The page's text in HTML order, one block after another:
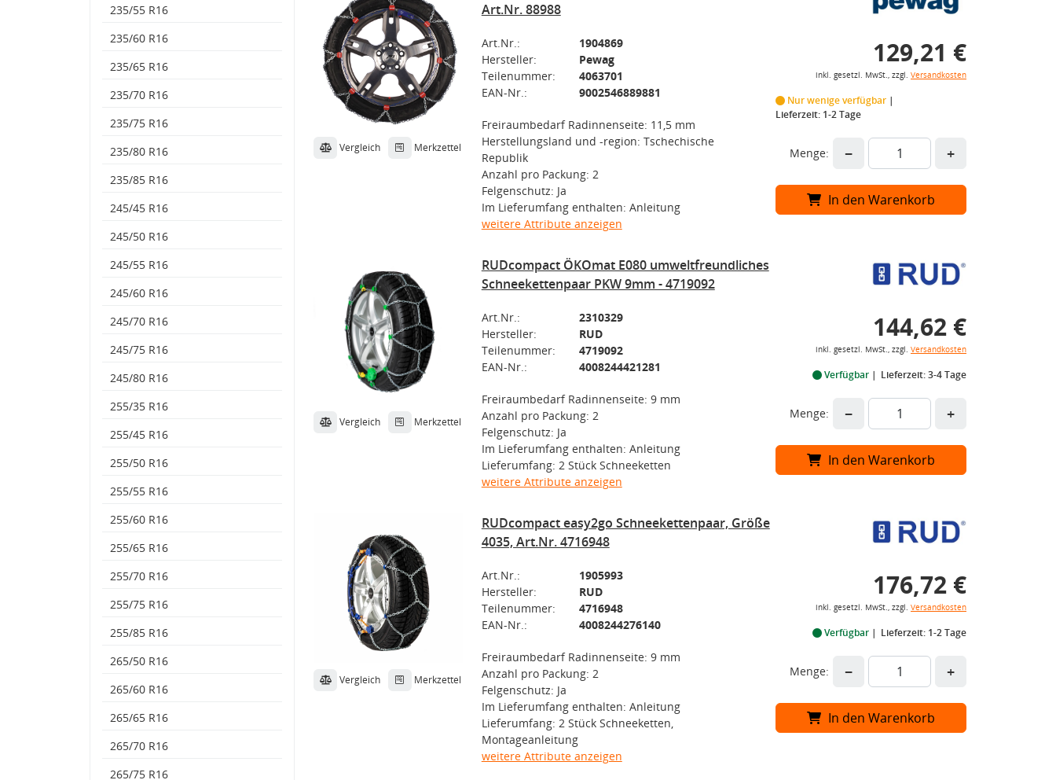
235/55 R16
235/60 R16
235/65 R16
235/70 R16
235/75 R16
235/80 R16
235/85 R16
245/45 R16
245/50 R16
245/55 R16
245/60 R16
245/70 R16
245/75 R16
245/80 R16
255/35 R16
255/45 R16
255/50 R16
255/55 R16
255/60 R16
255/65 R16
255/70 R16
255/75 R16
255/85 R16
265/50 R16
265/60 R16
265/65 R16
265/70 R16
265/75 R16
Vergleich Merkzettel
Art.Nr. 88988
Art.Nr.:
1904869
Hersteller:
Pewag
Teilenummer:
4063701
EAN-Nr.:
9002546889881
Freiraumbedarf Radinnenseite: 11,5 mm
Herstellungsland und -region: Tschechische
Republik
Anzahl pro Packung: 2
Felgenschutz: Ja
Im Lieferumfang enthalten: Anleitung
weitere Attribute anzeigen
129,21 €
inkl. gesetzl. MwSt., zzgl. Versandkosten
Nur wenige verfügbar
Lieferzeit: 1-2 Tage
Menge: − +
In den Warenkorb
Vergleich Merkzettel
RUDcompact ÖKOmat E080 umweltfreundliches
Schneekettenpaar PKW 9mm - 4719092
Art.Nr.:
2310329
Hersteller:
RUD
Teilenummer:
4719092
EAN-Nr.:
4008244421281
Freiraumbedarf Radinnenseite: 9 mm
Anzahl pro Packung: 2
Felgenschutz: Ja
Im Lieferumfang enthalten: Anleitung
Lieferumfang: 2 Stück Schneeketten
weitere Attribute anzeigen
144,62 €
inkl. gesetzl. MwSt., zzgl. Versandkosten
Verfügbar Lieferzeit: 3-4 Tage
Menge: − +
In den Warenkorb
Vergleich Merkzettel
RUDcompact easy2go Schneekettenpaar, Größe
4035, Art.Nr. 4716948
Art.Nr.:
1905993
Hersteller:
RUD
Teilenummer:
4716948
EAN-Nr.:
4008244276140
Freiraumbedarf Radinnenseite: 9 mm
Anzahl pro Packung: 2
Felgenschutz: Ja
Im Lieferumfang enthalten: Anleitung
Lieferumfang: 2 Stück Schneeketten,
Montageanleitung
weitere Attribute anzeigen
176,72 €
inkl. gesetzl. MwSt., zzgl. Versandkosten
Verfügbar Lieferzeit: 1-2 Tage
Menge: − +
In den Warenkorb